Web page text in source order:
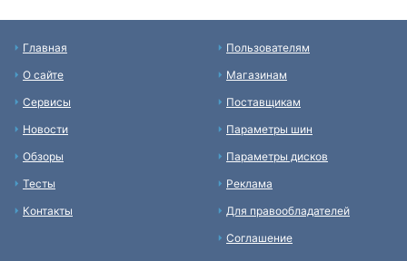
Главная
О сайте
Сервисы
Новости
Обзоры
Тесты
Контакты
Пользователям
Магазинам
Поставщикам
Параметры шин
Параметры дисков
Реклама
Для правообладателей
Соглашение